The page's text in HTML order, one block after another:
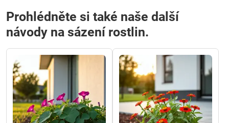
Prohlédněte si také naše další
návody na sázení rostlin.